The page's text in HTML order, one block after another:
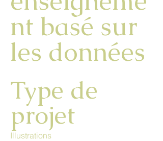
nt basé sur
les données
Type de
projet
Illustrations